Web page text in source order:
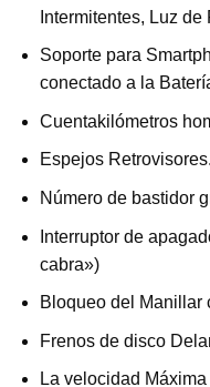
Intermitentes, Luz
Soporte para
conectado a la
Cuentakilómetros
Espejos Retrovisores.
Número de bastidor
Interruptor de
cabra»)
Bloqueo del Manillar
Frenos de disco
La velocidad